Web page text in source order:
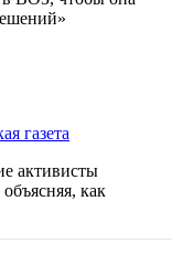
газета
активисты
как